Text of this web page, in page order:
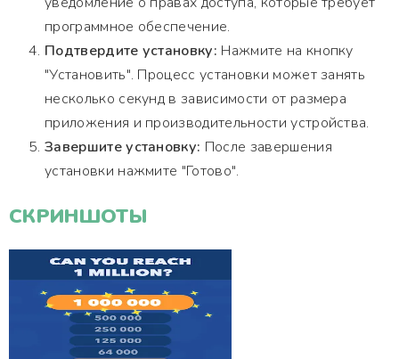
программное обеспечение.
Подтвердите установку: Нажмите на кнопку
"Установить". Процесс установки может занять
несколько секунд в зависимости от размера
приложения и производительности устройства.
Завершите установку: После завершения
установки нажмите "Готово".
СКРИНШОТЫ